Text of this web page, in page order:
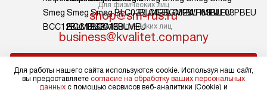
Для физических лиц
shop@sm-rus.ru
Для юридических лиц
business@kvalitet.company
Для работы нашего сайта используются cookie. Используя наш сайт,
вы предоставляете согласие на обработку ваших персональных
данных с помощью сервисов веб-аналитики (Cookie) и